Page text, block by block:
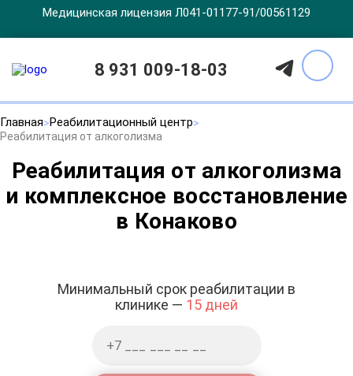
Медицинская лицензия Л041-01177-91/00561129
8 931 009-18-03
Главная Реабилитационный центр
Реабилитация от алкоголизма
Реабилитация от алкоголизма
и комплексное восстановление
в Конаково
Минимальный срок реабилитации в
клинике — 15 дней